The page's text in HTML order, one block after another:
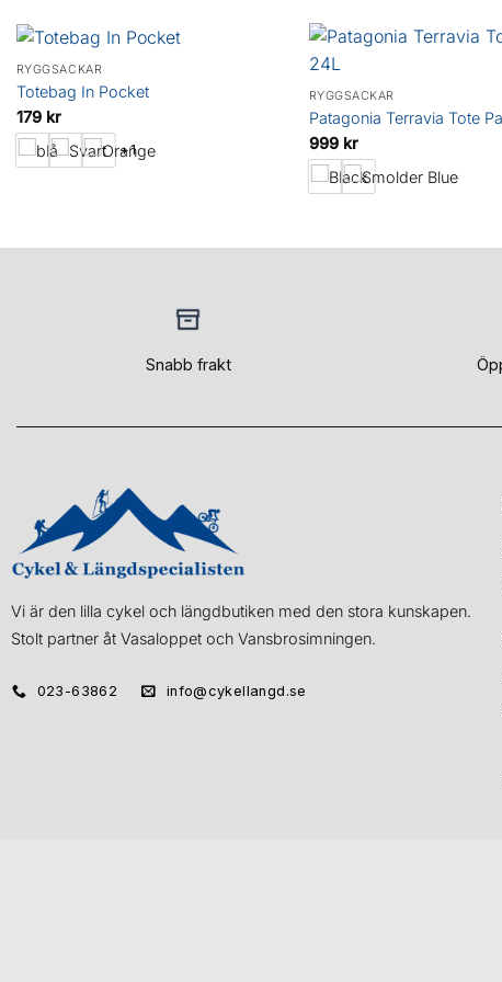
+1
RYGGSÄCKAR
Totebag In Pocket
179 kr
RYGGSÄCKAR
Patagonia Terravia Tote
999 kr
Snabb frakt
Vi är den lilla cykel och längdbutiken med den stora kunskapen.
Stolt partner åt Vasaloppet och Vansbrosimningen.
023-63862 info@cykellangd.se